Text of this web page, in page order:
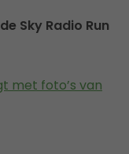
Sky Radio Run
met foto’s van